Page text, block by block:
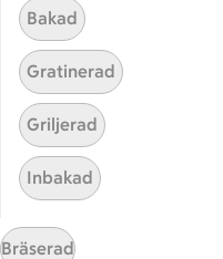
Bakad
Gratinerad
Griljerad
Inbakad
Bräserad